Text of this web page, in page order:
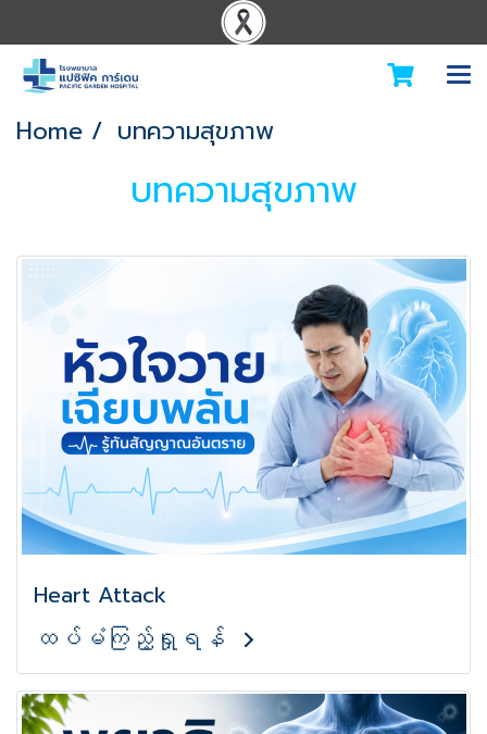
Home บทความสุขภาพ
บทความสุขภาพ
Heart Attack
ထပ်မံကြည့်ရှုရန်